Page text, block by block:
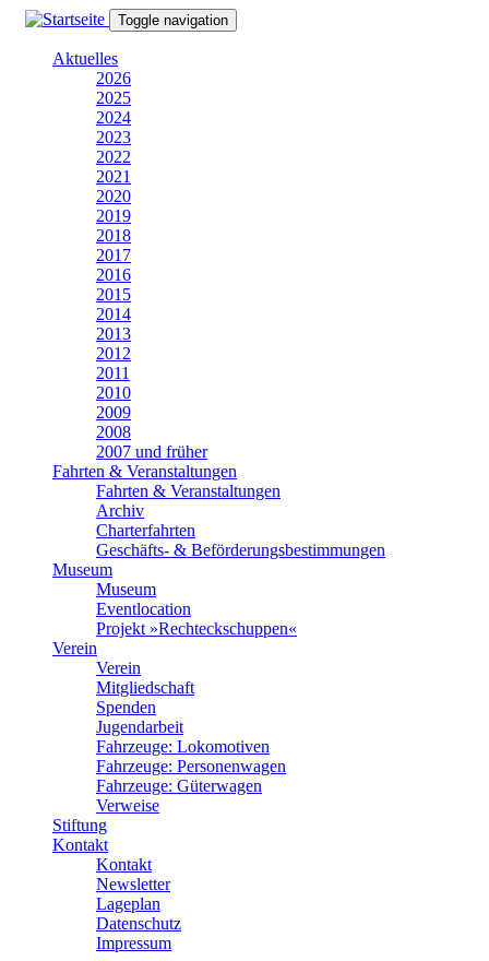
Direkt
Toggle navigation
Aktuelles
2026
2025
2024
2023
2022
2021
2020
2019
2018
2017
2016
2015
2014
2013
2012
2011
2010
2009
2008
2007 und früher
Fahrten & Veranstaltungen
Fahrten & Veranstaltungen
Archiv
Charterfahrten
Geschäfts- & Beförderungsbestimmungen
Museum
Museum
Eventlocation
Projekt »Rechteckschuppen«
Verein
Verein
Mitgliedschaft
Spenden
Jugendarbeit
Fahrzeuge: Lokomotiven
Fahrzeuge: Personenwagen
Fahrzeuge: Güterwagen
Verweise
Stiftung
Kontakt
Kontakt
Newsletter
Lageplan
Datenschutz
Impressum